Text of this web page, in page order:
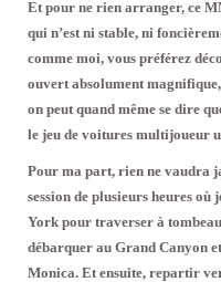
Et pour ne rien arranger, ce
qui n’est ni stable, ni
comme moi, vous préférez
ouvert absolument
on peut quand même se dire
le jeu de voitures multijoueur
Pour ma part, rien ne vaudra
session de plusieurs heures
York pour traverser à
débarquer au Grand Canyon
Monica. Et ensuite, repartir